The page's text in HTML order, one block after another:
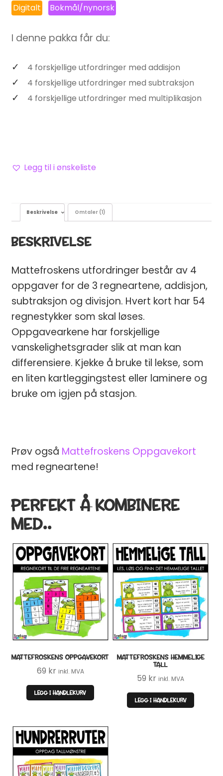
ng
Digitalt Bokmål/nynorsk
I denne pakka får du:
4 forskjellige utfordringer med addisjon
4 forskjellige utfordringer med subtraksjon
4 forskjellige utfordringer med multiplikasjon
Legg til i ønskeliste
Beskrivelse Omtaler (1)
BESKRIVELSE
Mattefroskens utfordringer består av 4
oppgaver for de 3 regneartene, addisjon,
subtraksjon og divisjon. Hvert kort har 54
regnestykker som skal løses.
Oppgavearkene har forskjellige
vanskelighetsgrader slik at man kan
differensiere. Kjekke å bruke til lekse, som
en liten kartleggingstest eller laminere og
bruke om igjen på stasjon.
Prøv også Mattefroskens Oppgavekort
med regneartene!
PERFEKT Å KOMBINERE
MED..
MATTEFROSKENS OPPGAVEKORT
69 kr inkl. MVA
LEGG I HANDLEKURV
MATTEFROSKENS HEMMELIGE
TALL
59 kr inkl. MVA
LEGG I HANDLEKURV
EN GOD START PÅ
SKOLEÅRET​ ✏️
💛Få en gratisspillpakkemed 15
læringsspill (verdi 99 kr)
💛Praktiske tips og gratis
undervisningsmateriell rett i innboksen
Email
JA, TAKK
Ved påmelding samtykker du til å motta e-post fra Teaching
FUNtastic. Du kan melde deg av når som helst.